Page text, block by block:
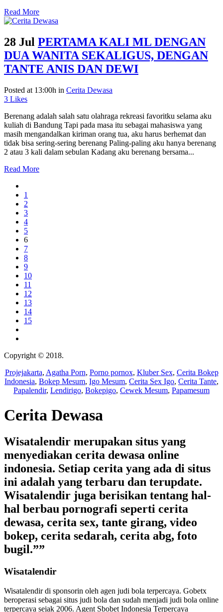
Read More
28 Jul PERTAMA KALI ML DENGAN
DUA WANITA SEKALIGUS, DENGAN
TANTE ANIS DAN DEWI
Posted at 13:00h in Cerita Dewasa
3 Likes
Berenang adalah salah satu olahraga rekreasi favoritku selama aku
kuliah di Bandung Tapi pada masa itu sebagai mahasiswa yang
masih mengandalkan kiriman orang tua, aku harus berhemat dan
tidak bisa sering-sering berenang Paling-paling aku hanya berenang
2 atau 3 kali dalam sebulan Kadang aku berenang bersama...
Read More
1
2
3
4
5
6
7
8
9
10
11
12
13
14
15
Copyright © 2018.
Projejakarta, Agatha Porn, Porno pornox, Kluber Sex, Cerita Bokep
Indonesia, Bokep Mesum, Igo Mesum, Cerita Sex Igo, Cerita Tante,
Papalendir, Lendirigo, Bokepigo, Cewek Mesum, Papamesum
Cerita Dewasa
Wisatalendir merupakan situs yang
menyediakan cerita dewasa online
indonesia. Setiap cerita yang ada di situs
ini adalah yang terbaru dan terupdate.
Wisatalendir juga berisikan tentang hal-
hal berbau pornografi seperti cerita
dewasa, cerita sex, tante girang, video
bokep, cerita sedarah, cerita abg, foto
bugil.””
Wisatalendir
Wisatalendir di sponsorin oleh agen judi bola terpercaya. Gobetx
beroperasi sebagai situs judi bola dan sudah menjadi judi bola online
terpercaya sejak 2006. Agent Sbobet Indonesia Terpercaya